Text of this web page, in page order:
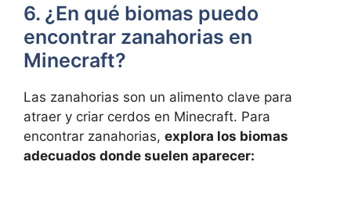
6. ¿En qué biomas puedo
encontrar zanahorias en
Minecraft?
Las⁢ zanahorias son ⁢un alimento clave para
atraer y criar⁤ cerdos en Minecraft.​ Para
encontrar zanahorias,⁤ explora‌ los biomas
adecuados donde⁤ suelen aparecer: